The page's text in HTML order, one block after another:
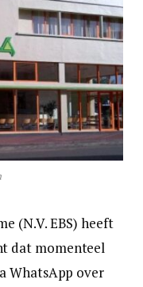
(N.V. EBS) heeft
dat momenteel
WhatsApp over